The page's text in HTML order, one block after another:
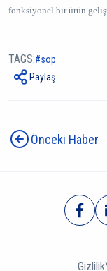
fonksiyonel bir ürün
TAGS:
sop
Paylaş
Önceki Haber
Gizlilik